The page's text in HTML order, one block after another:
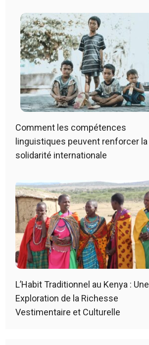
Comment les compétences
linguistiques peuvent renforcer la
solidarité internationale
L’Habit Traditionnel au Kenya : Une
Exploration de la Richesse
Vestimentaire et Culturelle